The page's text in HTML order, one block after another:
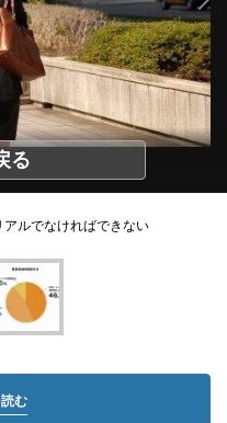
る
アルでなければできない
む